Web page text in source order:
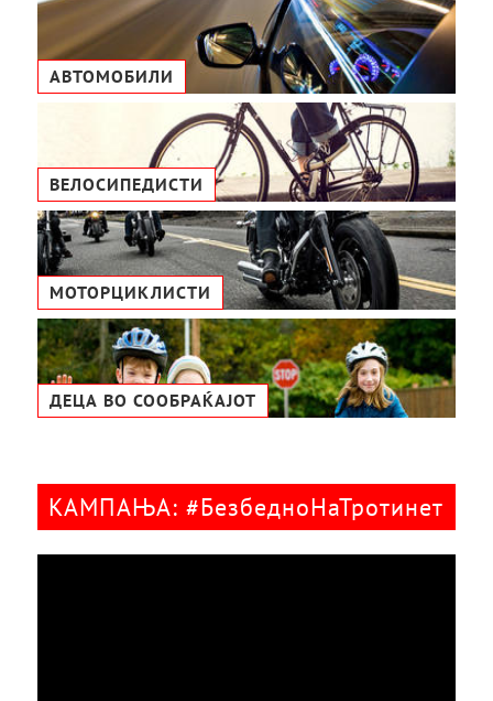
АВТОМОБИЛИ
ВЕЛОСИПЕДИСТИ
МОТОРЦИКЛИСТИ
ДЕЦА ВО СООБРАЌАЈОТ
КАМПАЊА: #БезбедноНаТротинет